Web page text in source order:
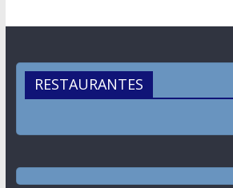
RESTAURANTES